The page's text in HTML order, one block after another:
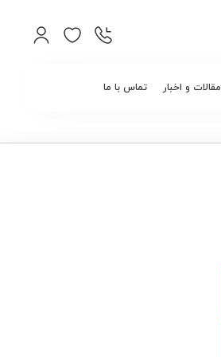
مقالات و اخبار تماس با ما